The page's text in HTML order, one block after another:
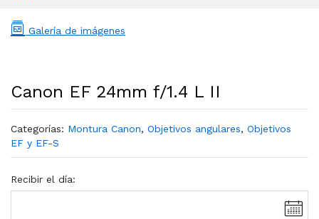
Galería de imágenes
Canon EF 24mm f/1.4 L II
Categorías: Montura Canon, Objetivos angulares, Objetivos
EF y EF-S
Recibir el día: